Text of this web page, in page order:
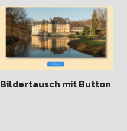
Bildertausch mit Button